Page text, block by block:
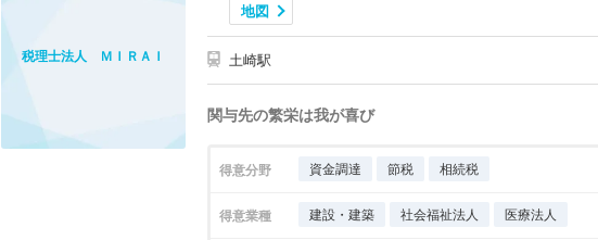
地図
土崎駅
関与先の繁栄は我が喜び
得意分野 資金調達 節税 相続税
得意業種 建設・建築 社会福祉法人 医療法人
税理士法人 ＭＩＲＡＩ